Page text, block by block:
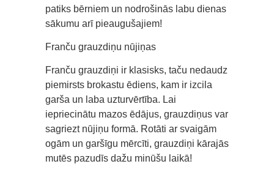
patiks bērniem un nodrošinās labu dienas
sākumu arī pieaugušajiem!
Franču grauzdiņu nūjiņas
Franču grauzdiņi ir klasisks, taču nedaudz
piemirsts brokastu ēdiens, kam ir izcila
garša un laba uzturvērtība. Lai
iepriecinātu mazos ēdājus, grauzdiņus var
sagriezt nūjiņu formā. Rotāti ar svaigām
ogām un garšīgu mērcīti, grauzdiņi kārajās
mutēs pazudīs dažu minūšu laikā!